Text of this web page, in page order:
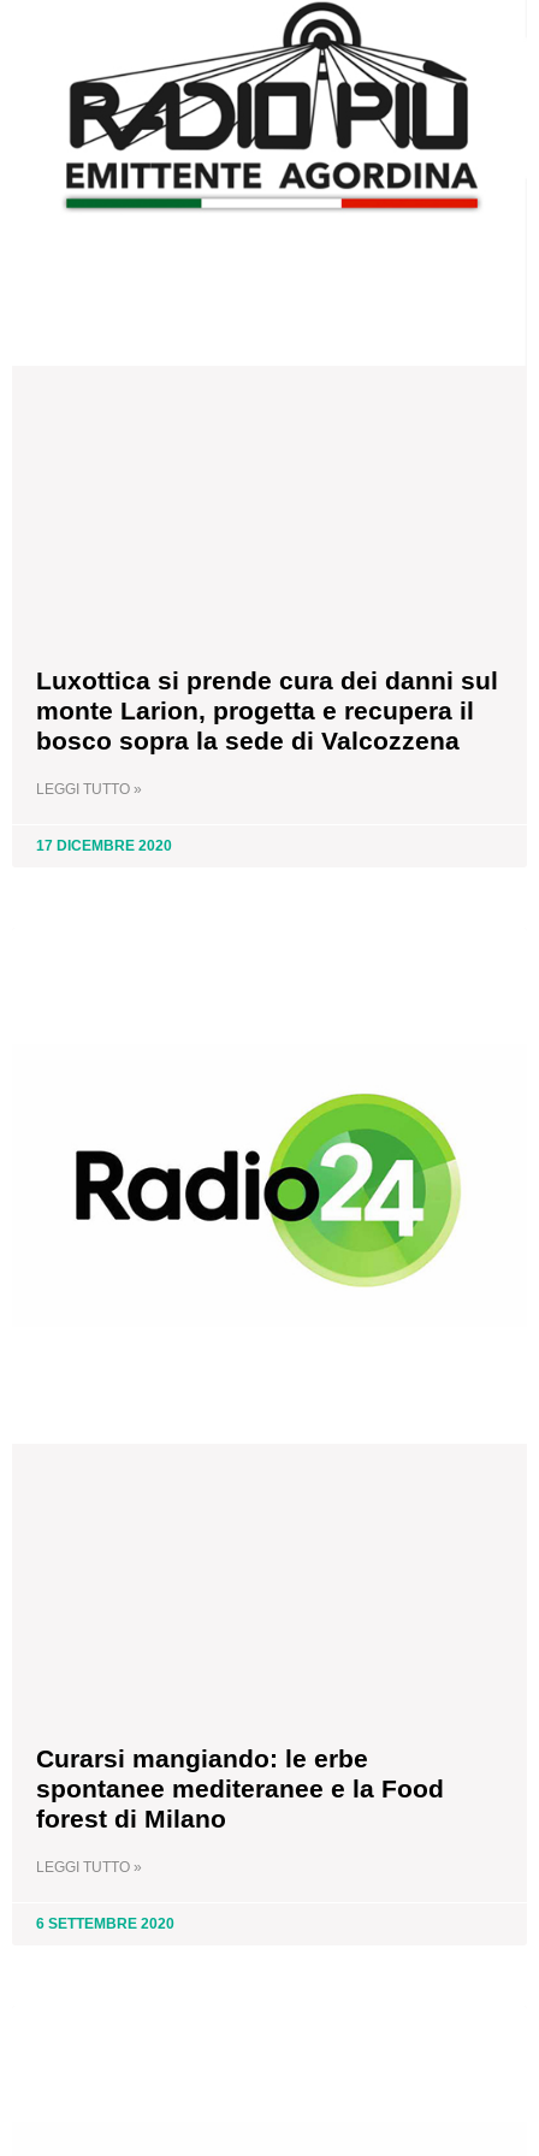
Luxottica si prende cura dei danni sul
monte Larion, progetta e recupera il
bosco sopra la sede di Valcozzena
LEGGI TUTTO »
17 DICEMBRE 2020
Curarsi mangiando: le erbe
spontanee mediteranee e la Food
forest di Milano
LEGGI TUTTO »
6 SETTEMBRE 2020